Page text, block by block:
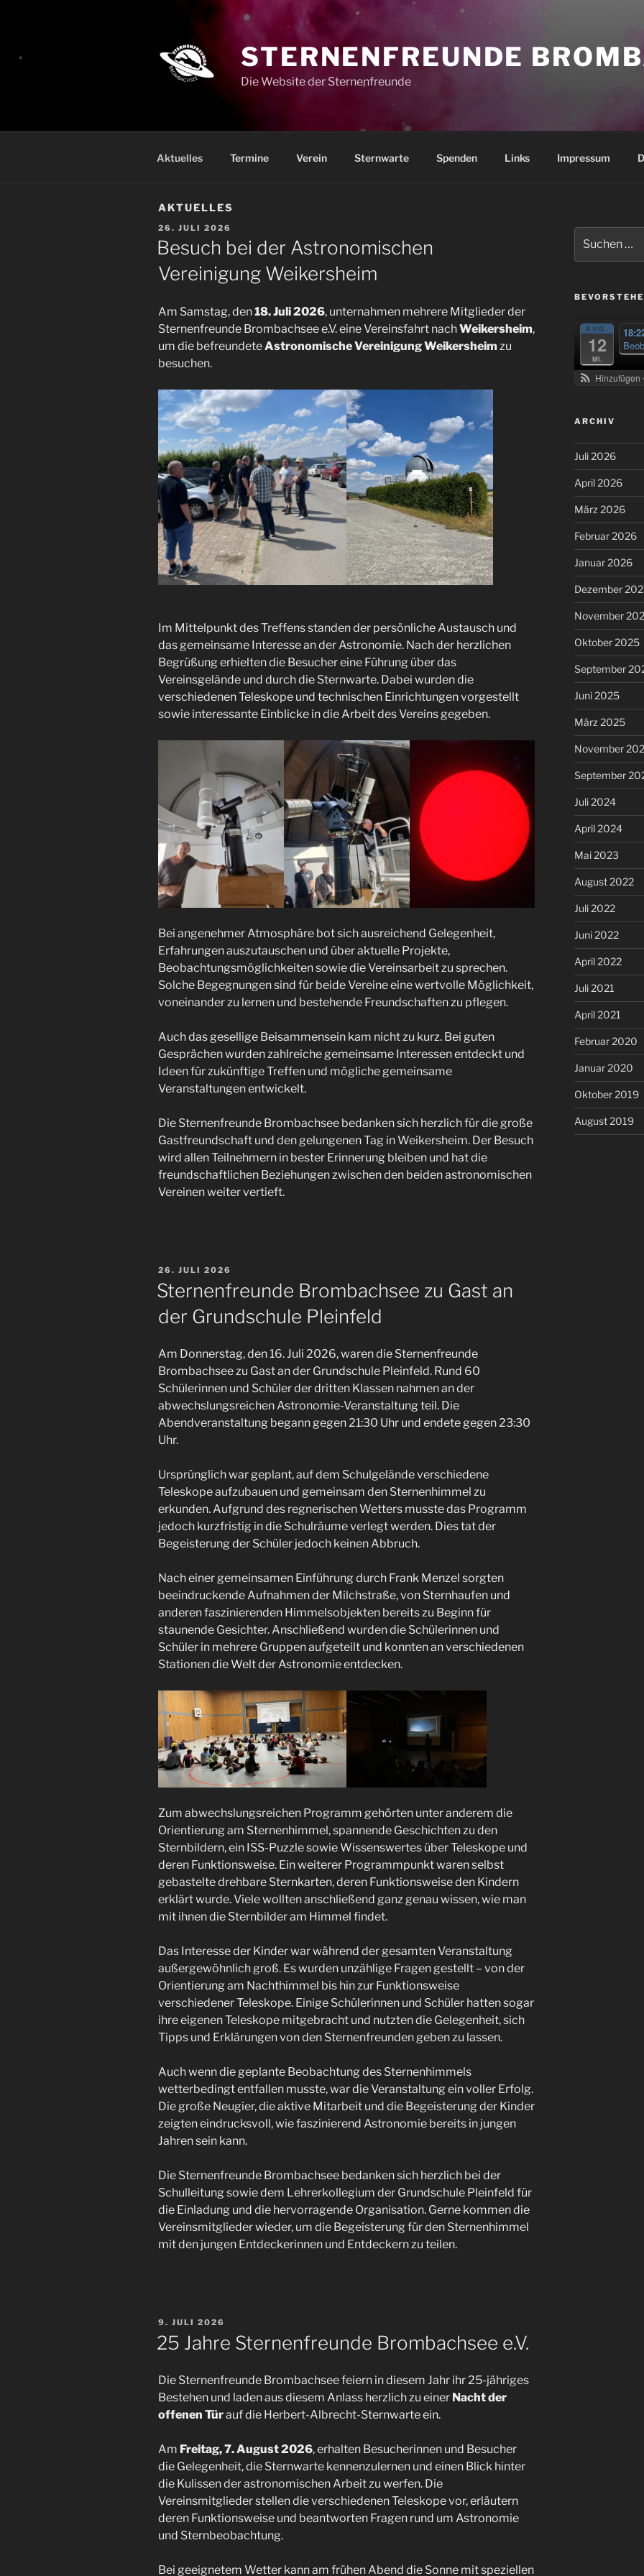
STERNENFREUNDE
Die Website der Sternenfreunde
Aktuelles Termine Verein Sternwarte Spenden Links Impressum
AKTUELLES
VERÖFFENTLICHT
AM
26. JULI 2026
Besuch bei der Astronomischen
Vereinigung Weikersheim
Am Samstag, den18. Juli 2026, unternahmen mehrere Mitglieder der
Sternenfreunde Brombachsee e.V. eine Vereinsfahrt nachWeikersheim,
um die befreundeteAstronomische Vereinigung Weikersheim zu
besuchen.
Im Mittelpunkt des Treffens standen der persönliche Austausch und
das gemeinsame Interesse an der Astronomie. Nach der herzlichen
Begrüßung erhielten die Besucher eine Führung über das
Vereinsgelände und durch die Sternwarte. Dabei wurden die
verschiedenen Teleskope und technischen Einrichtungen vorgestellt
sowie interessante Einblicke in die Arbeit des Vereins gegeben.
Bei angenehmer Atmosphäre bot sich ausreichend Gelegenheit,
Erfahrungen auszutauschen und über aktuelle Projekte,
Beobachtungsmöglichkeiten sowie die Vereinsarbeit zu sprechen.
Solche Begegnungen sind für beide Vereine eine wertvolle Möglichkeit,
voneinander zu lernen und bestehende Freundschaften zu pflegen.
Auch das gesellige Beisammensein kam nicht zu kurz. Bei guten
Gesprächen wurden zahlreiche gemeinsame Interessen entdeckt und
Ideen für zukünftige Treffen und mögliche gemeinsame
Veranstaltungen entwickelt.
Die Sternenfreunde Brombachsee bedanken sich herzlich für die große
Gastfreundschaft und den gelungenen Tag in Weikersheim. Der Besuch
wird allen Teilnehmern in bester Erinnerung bleiben und hat die
freundschaftlichen Beziehungen zwischen den beiden astronomischen
Vereinen weiter vertieft.
VERÖFFENTLICHT
26. JULI 2026
Sternenfreunde Brombachsee zu Gast an
der Grundschule Pleinfeld
Am Donnerstag, den 16. Juli 2026, waren die Sternenfreunde
Brombachsee zu Gast an der Grundschule Pleinfeld. Rund 60
Schülerinnen und Schüler der dritten Klassen nahmen an der
abwechslungsreichen Astronomie-Veranstaltung teil. Die
Abendveranstaltung begann gegen 21:30 Uhr und endete gegen 23:30
Uhr.
Ursprünglich war geplant, auf dem Schulgelände verschiedene
Teleskope aufzubauen und gemeinsam den Sternenhimmel zu
erkunden. Aufgrund des regnerischen Wetters musste das Programm
jedoch kurzfristig in die Schulräume verlegt werden. Dies tat der
Begeisterung der Schüler jedoch keinen Abbruch.
Nach einer gemeinsamen Einführung durch Frank Menzel sorgten
beeindruckende Aufnahmen der Milchstraße, von Sternhaufen und
anderen faszinierenden Himmelsobjekten bereits zu Beginn für
staunende Gesichter. Anschließend wurden die Schülerinnen und
Schüler in mehrere Gruppen aufgeteilt und konnten an verschiedenen
Stationen die Welt der Astronomie entdecken.
Zum abwechslungsreichen Programm gehörten unter anderem die
Orientierung am Sternenhimmel, spannende Geschichten zu den
Sternbildern, ein ISS-Puzzle sowie Wissenswertes über Teleskope und
deren Funktionsweise. Ein weiterer Programmpunkt waren selbst
gebastelte drehbare Sternkarten, deren Funktionsweise den Kindern
erklärt wurde. Viele wollten anschließend ganz genau wissen, wie man
mit ihnen die Sternbilder am Himmel findet.
Das Interesse der Kinder war während der gesamten Veranstaltung
außergewöhnlich groß. Es wurden unzählige Fragen gestellt – von der
Orientierung am Nachthimmel bis hin zur Funktionsweise
verschiedener Teleskope. Einige Schülerinnen und Schüler hatten sogar
ihre eigenen Teleskope mitgebracht und nutzten die Gelegenheit, sich
Tipps und Erklärungen von den Sternenfreunden geben zu lassen.
Auch wenn die geplante Beobachtung des Sternenhimmels
wetterbedingt entfallen musste, war die Veranstaltung ein voller Erfolg.
Die große Neugier, die aktive Mitarbeit und die Begeisterung der Kinder
zeigten eindrucksvoll, wie faszinierend Astronomie bereits in jungen
Jahren sein kann.
Die Sternenfreunde Brombachsee bedanken sich herzlich bei der
Schulleitung sowie dem Lehrerkollegium der Grundschule Pleinfeld für
die Einladung und die hervorragende Organisation. Gerne kommen die
Vereinsmitglieder wieder, um die Begeisterung für den Sternenhimmel
mit den jungen Entdeckerinnen und Entdeckern zu teilen.
VERÖFFENTLICHT
AM
9. JULI 2026
25 Jahre Sternenfreunde Brombachsee e.V.
Die Sternenfreunde Brombachsee feiern in diesem Jahr ihr 25-jähriges
Bestehen und laden aus diesem Anlass herzlich zu einer Nacht der
offenen Türauf die Herbert-Albrecht-Sternwarte ein.
Am Freitag, 7. August 2026, erhalten Besucherinnen und Besucher
die Gelegenheit, die Sternwarte kennenzulernen und einen Blick hinter
die Kulissen der astronomischen Arbeit zu werfen. Die
Vereinsmitglieder stellen die verschiedenen Teleskope vor, erläutern
deren Funktionsweise und beantworten Fragen rund um Astronomie
und Sternbeobachtung.
Bei geeignetem Wetter kann am frühen Abend die Sonne mit speziellen
nach:
AUG.
12
Mi.
Hinzufügen
ARCHIV
Juli 2026
April 2026
März 2026
Februar 2026
Januar 2026
Dezember
November
Oktober 2025
September
Juni 2025
März 2025
November
September
Juli 2024
April 2024
Mai 2023
August 2022
Juli 2022
Juni 2022
April 2022
Juli 2021
April 2021
Februar 2020
Januar 2020
Oktober 2019
August 2019